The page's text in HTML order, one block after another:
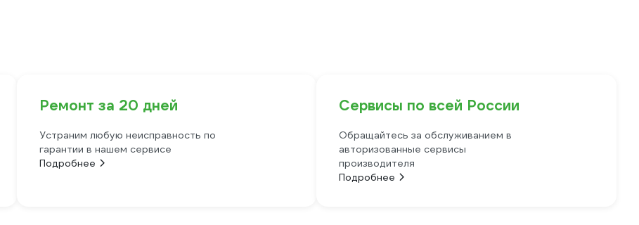
Ремонт за 20 дней
Устраним любую неисправность по
гарантии в нашем сервисе
Подробнее
Сервисы по всей России
Обращайтесь за обслуживанием в
авторизованные сервисы
производителя
Подробнее